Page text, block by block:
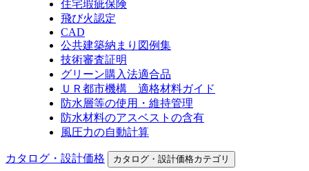
住宅瑕疵保険
飛び火認定
CAD
公共建築納まり図例集
技術審査証明
グリーン購入法適合品
ＵＲ都市機構 適格材料ガイド
防水層等の使用・維持管理
防水材料のアスベストの含有
風圧力の自動計算
カタログ・設計価格 カタログ・設計価格カテゴリ